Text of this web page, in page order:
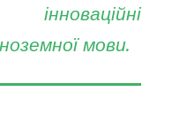
інноваційні
мови.